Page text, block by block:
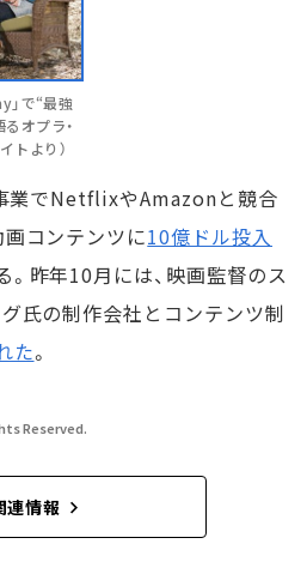
」で“最強
るオプラ・
トより）
業でNetflixやAmazonと競合
画コンテンツに10億ドル投入
。昨年10月には、映画監督のス
氏の制作会社とコンテンツ制
た。
Reserved.
連情報